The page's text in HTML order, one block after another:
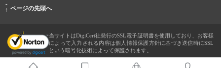
-
↑ ページの先頭へ
当サイトはDigiCert社発行のSSL電子証明書を使用しており、お客様
によって入力される内容は個人情報保護方針に基づき送信時にSSL
という暗号化技術によって保護されます。